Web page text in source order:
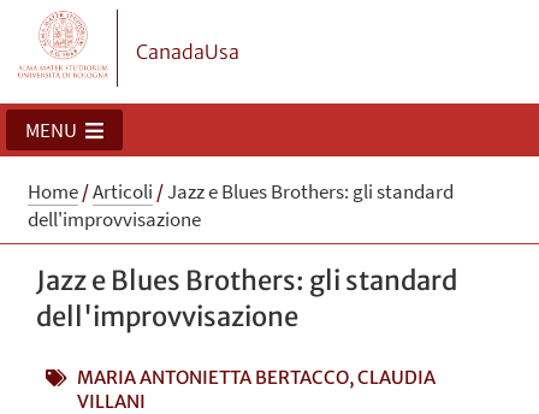
CanadaUsa
MENU
Home/Articoli /Jazz e Blues Brothers: gli standard
dell'improvvisazione
Jazz e Blues Brothers: gli standard
dell'improvvisazione
MARIA ANTONIETTA BERTACCO, CLAUDIA
VILLANI